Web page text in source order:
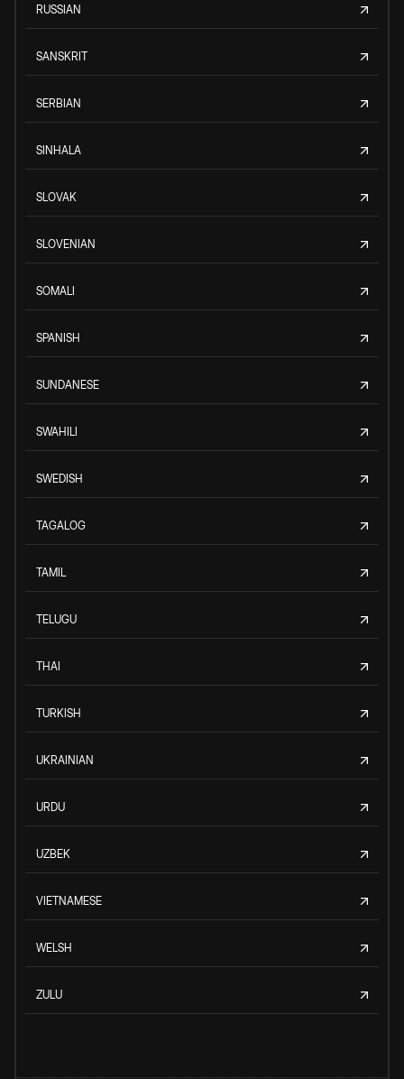
RUSSIAN
SANSKRIT
SERBIAN
SINHALA
SLOVAK
SLOVENIAN
SOMALI
SPANISH
SUNDANESE
SWAHILI
SWEDISH
TAGALOG
TAMIL
TELUGU
THAI
TURKISH
UKRAINIAN
URDU
UZBEK
VIETNAMESE
WELSH
ZULU